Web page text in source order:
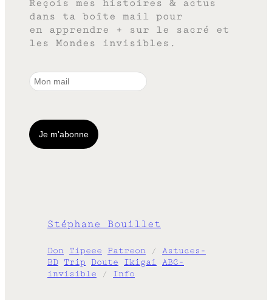
Reçois mes histoires & actus
dans ta boîte mail pour
en apprendre + sur le sacré et
les Mondes invisibles.
Stéphane Bouillet
Don Tipeee Patreon / Astuces-
BD Trip Doute Ikigai ABC-
invisible / Info